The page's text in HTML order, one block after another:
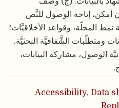
أمكن، إتاحة الوصول للنَّص
نمط المجلّة، وقواعد الأخلاقيَّات؛
ومتطلّبات الشَّفافيَّة البحثيَّة.
الوصول، مشاركة البيانات،
Accessibility, Data